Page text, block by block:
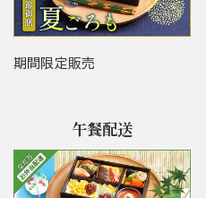
期間限定販売
午餐配送